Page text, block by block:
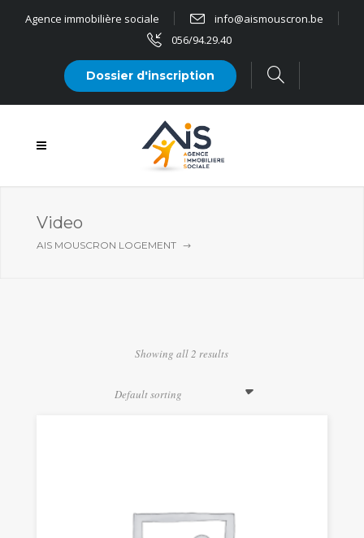
Agence immobilière sociale
info@aismouscron.be
056/94.29.40
Dossier d'inscription
Video
AIS MOUSCRON LOGEMENT
Showing all 2 results
Default sorting